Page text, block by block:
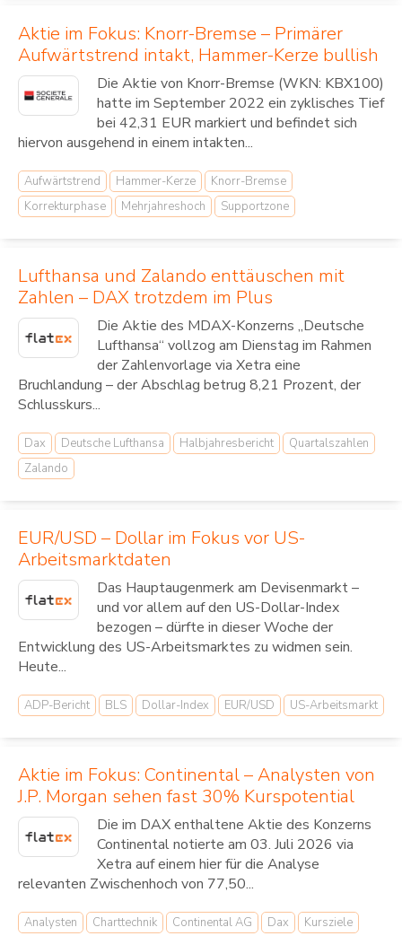
Aktie im Fokus: Knorr-Bremse – Primärer
Aufwärtstrend intakt, Hammer-Kerze bullish
Die Aktie von Knorr-Bremse (WKN: KBX100)
hatte im September 2022 ein zyklisches Tief
bei 42,31 EUR markiert und befindet sich
hiervon ausgehend in einem intakten...
Aufwärtstrend Hammer-Kerze
Knorr-Bremse
Korrekturphase
Mehrjahreshoch Supportzone
Lufthansa und Zalando enttäuschen mit
Zahlen – DAX trotzdem im Plus
Die Aktie des MDAX-Konzerns „Deutsche
Lufthansa“ vollzog am Dienstag im Rahmen
der Zahlenvorlage via Xetra eine
Bruchlandung – der Abschlag betrug 8,21 Prozent, der
Schlusskurs...
Dax Deutsche Lufthansa Halbjahresbericht
Quartalszahlen
Zalando
EUR/USD – Dollar im Fokus vor US-
Arbeitsmarktdaten
Das Hauptaugenmerk am Devisenmarkt –
und vor allem auf den US-Dollar-Index
bezogen – dürfte in dieser Woche der
Entwicklung des US-Arbeitsmarktes zu widmen sein.
Heute...
ADP-Bericht BLS Dollar-Index EUR/USD US-Arbeitsmarkt
Aktie im Fokus: Continental – Analysten von
J.P. Morgan sehen fast 30% Kurspotential
Die im DAX enthaltene Aktie des Konzerns
Continental notierte am 03. Juli 2026 via
Xetra auf einem hier für die Analyse
relevanten Zwischenhoch von 77,50...
Analysten Charttechnik Continental AG Dax Kursziele